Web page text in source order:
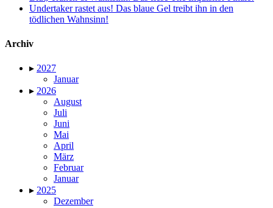
Undertaker rastet aus! Das blaue Gel treibt ihn in den
tödlichen Wahnsinn!
Archiv
▸ 2027
Januar
▸ 2026
August
Juli
Juni
Mai
April
März
Februar
Januar
▸ 2025
Dezember